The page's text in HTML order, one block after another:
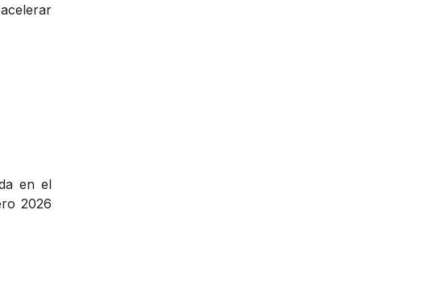
en el
2026